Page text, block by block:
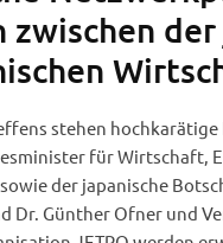
zwischen
stehen
für Wirtschaft,
der japanische
Dr. Günther Ofner und